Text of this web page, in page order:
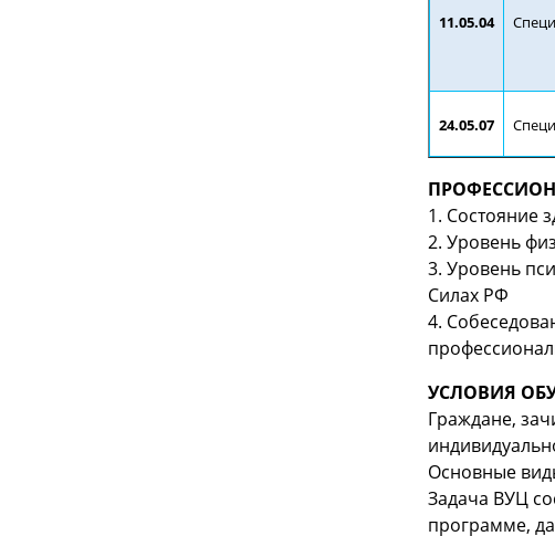
11.05.04
24.05.07
1. Состояние
2. Уровень
3. Уровень
Силах РФ
4.
УСЛОВИЯ
Граждане,
Основные
Задача ВУЦ
программе,